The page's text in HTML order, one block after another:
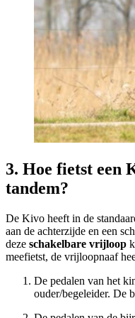
3. Hoe fietst een
tandem?
De Kivo heeft in de
aan de achterzijde en een
deze schakelbare vrijloop
meefietst, de vrijloopnaaf
De pedalen van het
ouder/begeleider. De